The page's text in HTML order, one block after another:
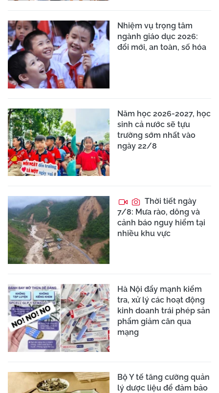
Nhiệm vụ trọng tâm
ngành giáo dục 2026:
đổi mới, an toàn, số hóa
Năm học 2026-2027, học
sinh cả nước sẽ tựu
trường sớm nhất vào
ngày 22/8
Thời tiết ngày
7/8: Mưa rào, dông và
cảnh báo nguy hiểm tại
nhiều khu vực
Hà Nội đẩy mạnh kiểm
tra, xử lý các hoạt động
kinh doanh trái phép sản
phẩm giảm cân qua
mạng
Bộ Y tế tăng cường quản
lý dược liệu để đảm bảo